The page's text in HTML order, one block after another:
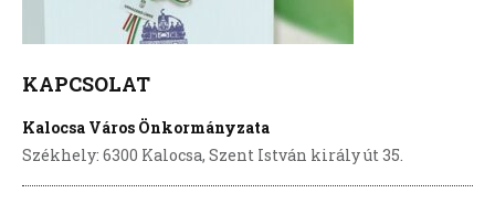
KAPCSOLAT
Kalocsa Város Önkormányzata
Székhely: 6300 Kalocsa, Szent István király út 35.